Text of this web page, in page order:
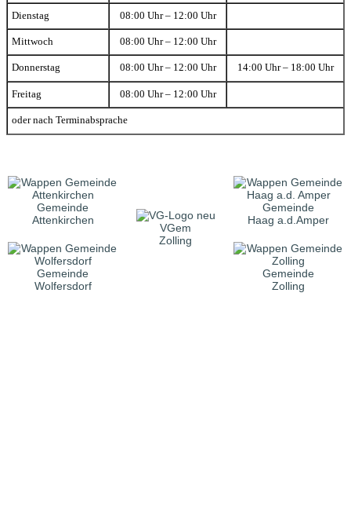
Dienstag 08:00 Uhr – 12:00 Uhr
Mittwoch 08:00 Uhr – 12:00 Uhr
Donnerstag 08:00 Uhr – 12:00 Uhr 14:00 Uhr – 18:00 Uhr
Freitag 08:00 Uhr – 12:00 Uhr
oder nach Terminabsprache
Gemeinde
Attenkirchen
VGem
Zolling
Gemeinde
Haag a.d.Amper
Gemeinde
Wolfersdorf
Gemeinde
Zolling